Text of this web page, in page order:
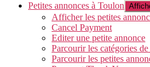
Petites annonces à Toulon
Afficher les petites
Cancel Payment
Editer une petite annonce
Parcourir les catégories
Parcourir les petites